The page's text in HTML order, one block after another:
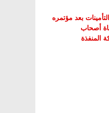
بعد مؤتمره
أصحاب
المنفذة